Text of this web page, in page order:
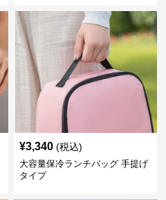
¥3,340 (税込)
大容量保冷ランチバッグ 手提げ
タイプ